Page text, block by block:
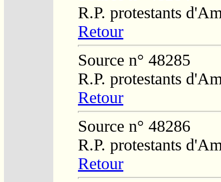
R.P. protestants
Retour
Source n° 48285
R.P. protestants
Retour
Source n° 48286
R.P. protestants
Retour